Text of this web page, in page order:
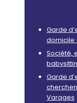
Garde
domicile
Société,
Garde
Varages